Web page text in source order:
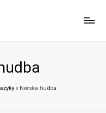
» Nórska hudba